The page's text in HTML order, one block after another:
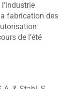
fabrication des
de l’été